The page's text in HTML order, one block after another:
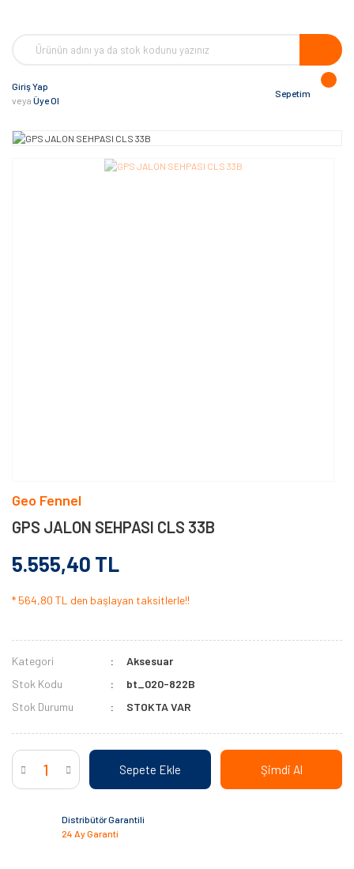
Giriş Yap
veya Üye Ol
Sepetim
Geo Fennel
GPS JALON SEHPASI CLS 33B
5.555,40 TL
* 564,80 TL den başlayan taksitlerle!!
Kategori
Aksesuar
Stok Kodu
bt_020-822B
Stok Durumu
STOKTA VAR
Sepete Ekle Şimdi Al
Distribütör Garantili
24 Ay Garanti